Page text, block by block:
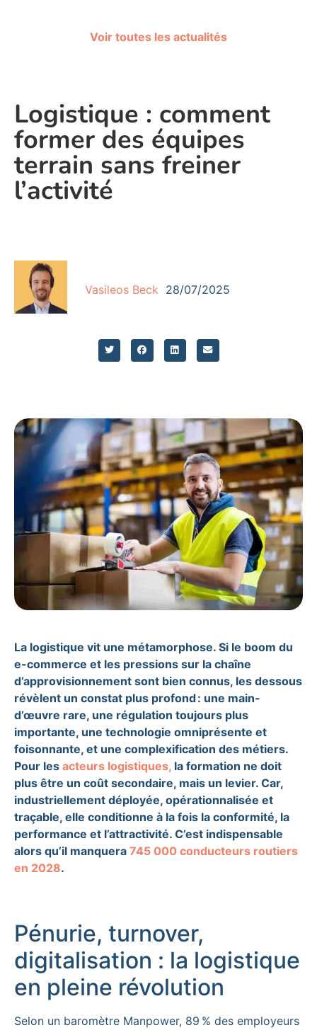
Voir toutes les actualités
Logistique : comment
former des équipes
terrain sans freiner
l’activité
Vasileos Beck 28/07/2025
La logistique vit une métamorphose. Si le boom du
e-commerce et les pressions sur la chaîne
d’approvisionnement sont bien connus, les dessous
révèlent un constat plus profond : une main-
d’œuvre rare, une régulation toujours plus
importante, une technologie omniprésente et
foisonnante, et une complexification des métiers.
Pour les acteurs logistiques, la formation ne doit
plus être un coût secondaire, mais un levier. Car,
industriellement déployée, opérationnalisée et
traçable, elle conditionne à la fois la conformité, la
performance et l’attractivité. C’est indispensable
alors qu’il manquera 745 000 conducteurs routiers
en 2028.
Pénurie, turnover,
digitalisation : la logistique
en pleine révolution
Selon un baromètre Manpower, 89 % des employeurs